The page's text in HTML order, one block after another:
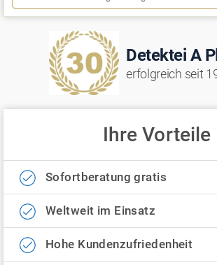
Detektei A
erfolgreich seit
Ihre Vorteile
Sofortberatung gratis
Weltweit im Einsatz
Hohe Kundenzufriedenheit